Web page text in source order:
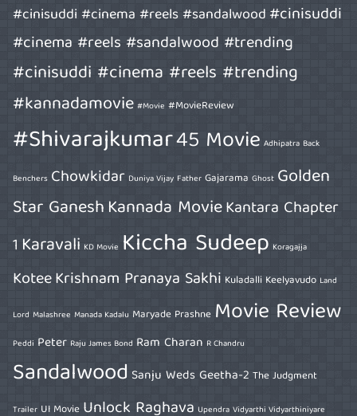
#cinisuddi #cinema #reels #sandalwood#cinisuddi
#cinema #reels #sandalwood #trending
#cinisuddi #cinema #reels #trending
#kannadamovie #Movie #MovieReview
#Shivarajkumar45 Movie Adhipatra Back
Benchers Chowkidar Duniya Vijay Father Gajarama Ghost Golden
Star GaneshKannada MovieKantara Chapter
1 Karavali KD Movie Kiccha Sudeep Koragajja
KoteeKrishnam Pranaya Sakhi Kuladalli Keelyavudo Land
Lord Malashree Manada Kadalu Maryade Prashne Movie Review
Peddi Peter Raju James Bond Ram Charan R Chandru
Sandalwood Sanju Weds Geetha-2 The Judgment
Trailer UI Movie Unlock Raghava Upendra Vidyarthi Vidyarthiniyare